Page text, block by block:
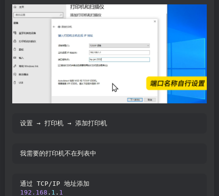
设置 → 打印机 → 添加打印机
我需要的打印机不在列表中
通过 TCP/IP 地址添加
192.168 . 1 . 1